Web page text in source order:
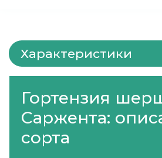
Характеристики
Гортензия
Саржента:
сорта